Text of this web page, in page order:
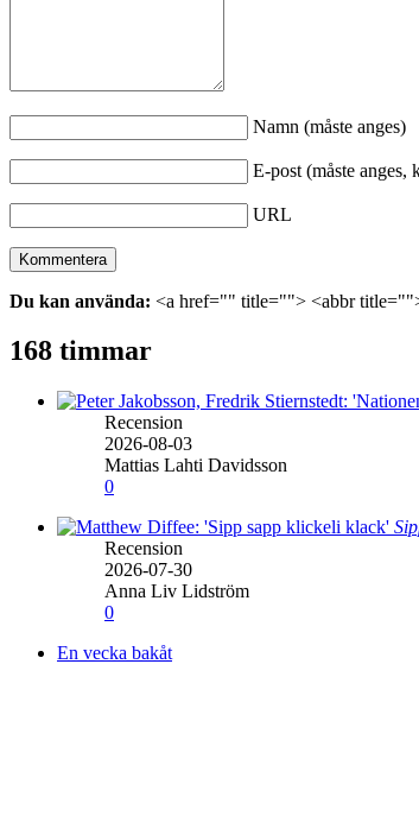
Namn (måste anges)
E-post (måste anges,
URL
Du kan använda: <a href="" title=""> <abbr
168 timmar
Recension
2026-08-03
Mattias Lahti Davidsson
0
Recension
2026-07-30
Anna Liv Lidström
0
En vecka bakåt